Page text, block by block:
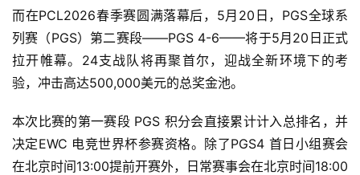
而在PCL2026春季赛圆满落幕后，5月20日，PGS全球系
列赛（PGS）第二赛段——PGS 4-6——将于5月20日正式
拉开帷幕。24支战队将再聚首尔，迎战全新环境下的考
验，冲击高达500,000美元的总奖金池。
本次比赛的第一赛段 PGS 积分会直接累计计入总排名，并
决定EWC 电竞世界杯参赛资格。除了PGS4 首日小组赛会
在北京时间13:00提前开赛外，日常赛事会在北京时间18:00